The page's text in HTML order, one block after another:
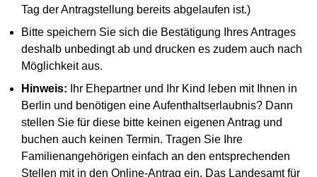
Tag der Antragstellung bereits abgelaufen ist.)
Bitte speichern Sie sich die Bestätigung Ihres Antrages
deshalb unbedingt ab und drucken es zudem auch nach
Möglichkeit aus.
Hinweis: Ihr Ehepartner und Ihr Kind leben mit Ihnen in
Berlin und benötigen eine Aufenthaltserlaubnis? Dann
stellen Sie für diese bitte keinen eigenen Antrag und
buchen auch keinen Termin. Tragen Sie Ihre
Familienangehörigen einfach an den entsprechenden
Stellen mit in den Online-Antrag ein. Das Landesamt für